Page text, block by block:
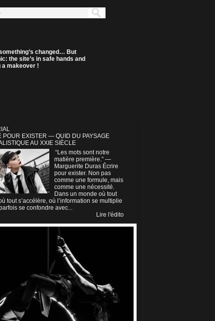
changed… But
the site’s in safe hands and
a makeover !
POUR EXISTER — QUID DU PAYSAGE
AU XXIE SIÈCLE
“Les mots sont notre
matière première.” —
Marguerite Duras Écrire
pour exister. Non pas
comme une formule, mais
comme une nécessité.
Dans un monde où tout
tout s’accélère, où l’information se multiplie
se confondre avec...
Lire l'édito